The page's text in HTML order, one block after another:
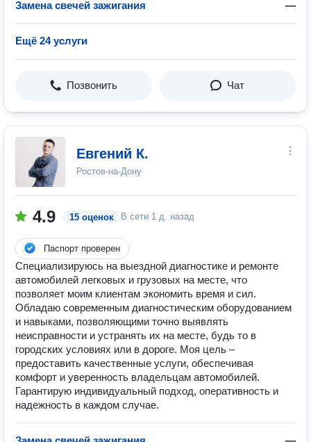
Замена свечей зажигания —
Ещё 24 услуги
Позвонить Чат
Евгений К.
Ростов-на-Дону
4.9 15 оценок В сети 1 д. назад
Паспорт проверен
Специализируюсь на выездной диагностике и ремонте
автомобилей легковых и грузовых на месте, что
позволяет моим клиентам экономить время и сил.
Обладаю современным диагностическим оборудованием
и навыками, позволяющими точно выявлять
неисправности и устранять их на месте, будь то в
городских условиях или в дороге. Моя цель –
предоставить качественные услуги, обеспечивая
комфорт и уверенность владельцам автомобилей.
Гарантирую индивидуальный подход, оперативность и
надежность в каждом случае.